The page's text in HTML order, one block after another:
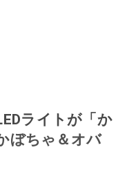
ライトが「か
ぼちゃ＆オバ